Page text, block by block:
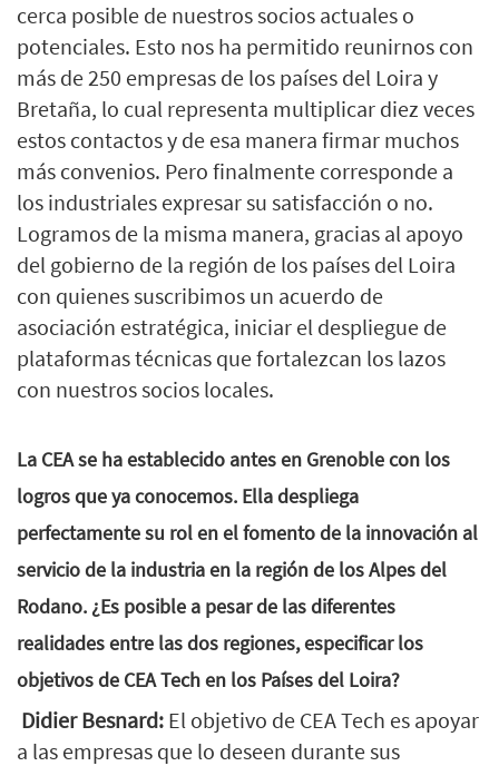
cerca posible de nuestros socios actuales o
potenciales. Esto nos ha permitido reunirnos con
más de 250 empresas de los países del Loira y
Bretaña, lo cual representa multiplicar diez veces
estos contactos y de esa manera firmar muchos
más convenios. Pero finalmente corresponde a
los industriales expresar su satisfacción o no.
Logramos de la misma manera, gracias al apoyo
del gobierno de la región de los países del Loira
con quienes suscribimos un acuerdo de
asociación estratégica, iniciar el despliegue de
plataformas técnicas que fortalezcan los lazos
con nuestros socios locales.
La CEA se ha establecido antes en Grenoble con los
logros que ya conocemos. Ella despliega
perfectamente su rol en el fomento de la innovación al
servicio de la industria en la región de los Alpes del
Rodano. ¿Es posible a pesar de las diferentes
realidades entre las dos regiones, especificar los
objetivos de CEA Tech en los Países del Loira?
Didier Besnard: El objetivo de CEA Tech es apoyar
a las empresas que lo deseen durante sus